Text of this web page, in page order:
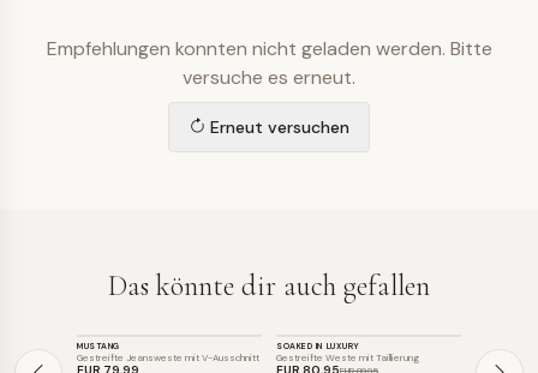
Empfehlungen konnten nicht geladen werden. Bitte
versuche es erneut.
Erneut versuchen
Das könnte dir auch gefallen
MUSTANG
Gestreifte Jeansweste mit V-Ausschnitt
EUR 79,99
SALE
SOAKED IN LUXURY
Gestreifte Weste mit Taillierung
EUR 80,95EUR 89,95 EUR 29